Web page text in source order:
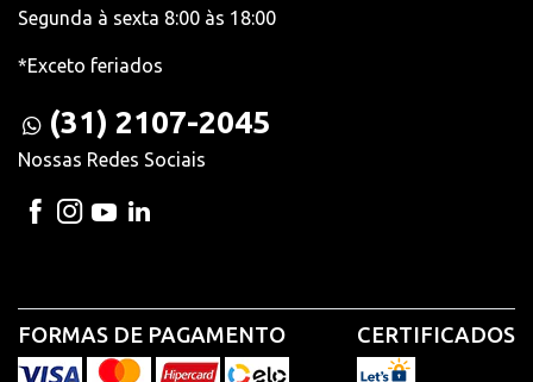
Segunda à sexta 8:00 às 18:00
*Exceto feriados
(31) 2107-2045
Nossas Redes Sociais
FORMAS DE PAGAMENTO CERTIFICADOS